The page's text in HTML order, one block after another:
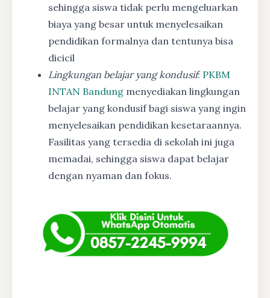
sehingga siswa tidak perlu mengeluarkan
biaya yang besar untuk menyelesaikan
pendidikan formalnya dan tentunya bisa
dicicil
Lingkungan belajar yang kondusif: PKBM
INTAN Bandung menyediakan lingkungan
belajar yang kondusif bagi siswa yang ingin
menyelesaikan pendidikan kesetaraannya.
Fasilitas yang tersedia di sekolah ini juga
memadai, sehingga siswa dapat belajar
dengan nyaman dan fokus.